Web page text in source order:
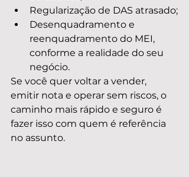
Regularização de DAS atrasado;
Desenquadramento e
reenquadramento do MEI,
conforme a realidade do seu
negócio.
Se você quer voltar a vender,
emitir nota e operar sem riscos, o
caminho mais rápido e seguro é
fazer isso com quem é referência
no assunto.